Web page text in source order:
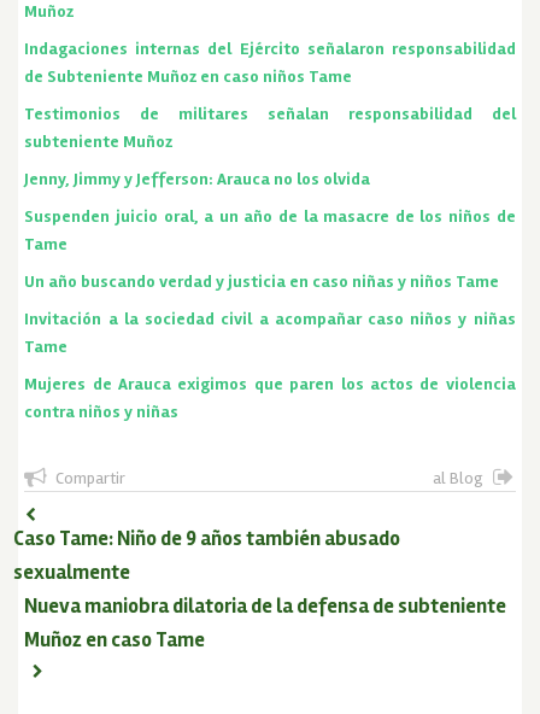
Muñoz
Indagaciones internas del Ejército señalaron responsabilidad
de Subteniente Muñoz en caso niños Tame
Testimonios de militares señalan responsabilidad del
subteniente Muñoz
Jenny, Jimmy y Jefferson: Arauca no los olvida
Suspenden juicio oral, a un año de la masacre de los niños de
Tame
Un año buscando verdad y justicia en caso niñas y niños Tame
Invitación a la sociedad civil a acompañar caso niños y niñas
Tame
Mujeres de Arauca exigimos que paren los actos de violencia
contra niños y niñas
Compartir al Blog
Caso Tame: Niño de 9 años también abusado
sexualmente
Nueva maniobra dilatoria de la defensa de subteniente
Muñoz en caso Tame